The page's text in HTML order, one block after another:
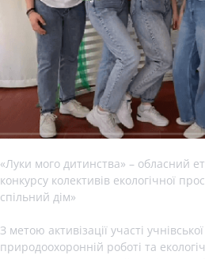
«Луки мого дитинства» – обласний
конкурсу колективів екологічної
спільний дім»
З метою активізації участі
природоохоронній роботі та